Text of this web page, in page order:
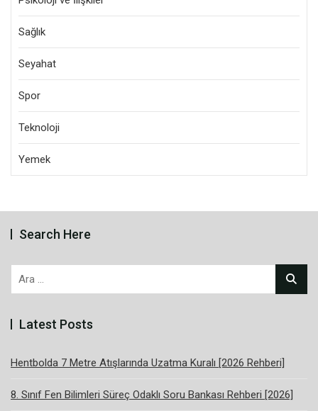
Sağlık
Seyahat
Spor
Teknoloji
Yemek
Search Here
Arama:
Latest Posts
Hentbolda 7 Metre Atışlarında Uzatma Kuralı [2026 Rehberi]
8. Sınıf Fen Bilimleri Süreç Odaklı Soru Bankası Rehberi [2026]